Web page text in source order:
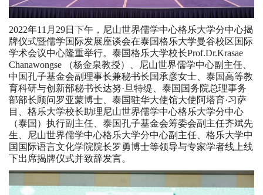
2022年11月29日下午，尼山世界儒学中心格乐大学分中心揭
牌仪式暨儒学国际发展座谈会在泰国格乐大学曼谷校区国际
学术会议中心隆重举行。泰国格乐大学校长Prof.Dr.Krasae
Chanawongse （杨金泉教授）、尼山世界儒学中心副主任、
中国孔子基金会副理事长兼秘书长国承彦女士、泰国高等教
育科研与创新部秘书长达努·旦特缇、泰国国务院总理事务
部部长顾问罗亚蒙博士、泰国驻华大使馆大使阿塔育·习萨
目、格乐大学校长助理尼山世界儒学中心格乐大学分中心
（泰国）执行副主任、泰国孔子基金会筹委会副主任齐斌先
生、尼山世界儒学中心格乐大学分中心副主任、格乐大学中
国国际语言文化学院院长罗勇博士等领导与专家学者线上线
下出席揭牌仪式并致辞发言。